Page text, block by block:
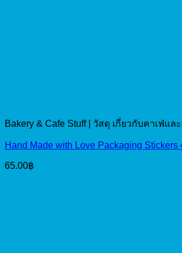
Bakery & Cafe Stuff | วัสดุ เกี่ยวกับคาเฟ่และ
Hand Made with Love Packaging Stickers
65.00฿